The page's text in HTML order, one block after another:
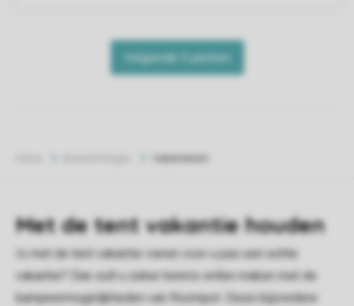
Met de tent vakantie houden
Is met de tent vakantie vieren voor u pas een echte
vakantie? Dan zult u zeker kennis willen maken met de
kampeermogelijkheden van Roompot. Deze bijzondere